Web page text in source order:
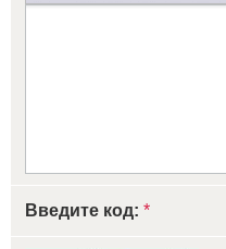
Введите код: *